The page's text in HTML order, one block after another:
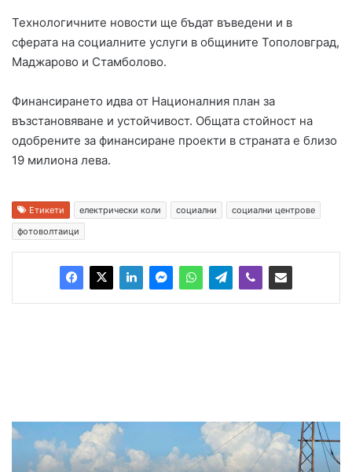
Технологичните новости ще бъдат въведени и в
сферата на социалните услуги в общините Тополовград,
Маджарово и Стамболово.
Финансирането идва от Националния план за
възстановяване и устойчивост. Общата стойност на
одобрените за финансиране проекти в страната е близо
19 милиона лева.
Етикети електрически коли социални
социални центрове
фотоволтаици